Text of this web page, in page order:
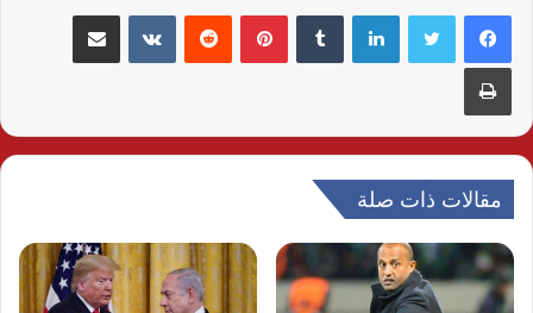
لينكدإن بينتيريست مشاركة عبر البريد
طباعة
مقالات ذات صلة